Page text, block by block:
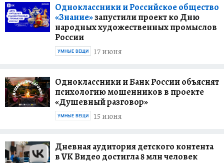
Одноклассники и Российское общество
«Знание»запустили проект ко Дню
народных художественных промыслов
России
17 июня
УМНЫЕ ВЕЩИ
Одноклассники и Банк России объяснят
психологию мошенников в проекте
«Душевный разговор»
15 июня
УМНЫЕ ВЕЩИ
Дневная аудитория детского контента
в VK Видео достигла 8 млн человек